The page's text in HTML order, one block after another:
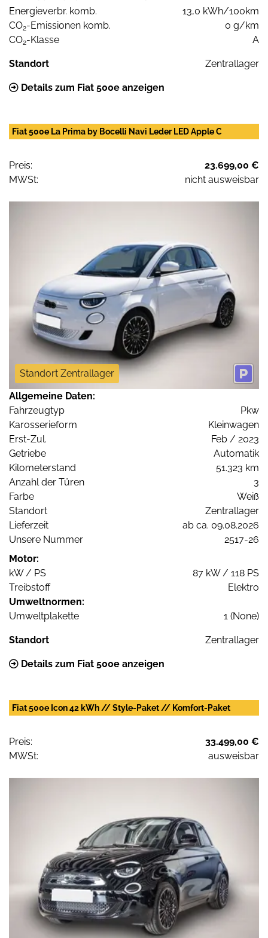
Energieverbr. komb.
13,0 kWh/100km
CO2-Emissionen komb.
0 g/km
CO2-Klasse A
Standort Zentrallager
Details zum Fiat 500e anzeigen
Fiat 500e La Prima by Bocelli Navi Leder LED Apple C
Preis:
23.699,00 €
MWSt:
nicht ausweisbar
Standort Zentrallager
Allgemeine Daten:
Fahrzeugtyp
Pkw
Karosserieform
Kleinwagen
Erst-Zul.
Feb / 2023
Getriebe
Automatik
Kilometerstand
51.323 km
Anzahl der Türen
3
Farbe
Weiß
Standort
Zentrallager
Lieferzeit
ab ca. 09.08.2026
Unsere Nummer
2517-26
Motor:
kW / PS
87 kW / 118 PS
Treibstoff
Elektro
Umweltnormen:
Umweltplakette
1 (None)
Standort Zentrallager
Details zum Fiat 500e anzeigen
Fiat 500e Icon 42 kWh // Style-Paket // Komfort-Paket
Preis:
33.499,00 €
MWSt:
ausweisbar